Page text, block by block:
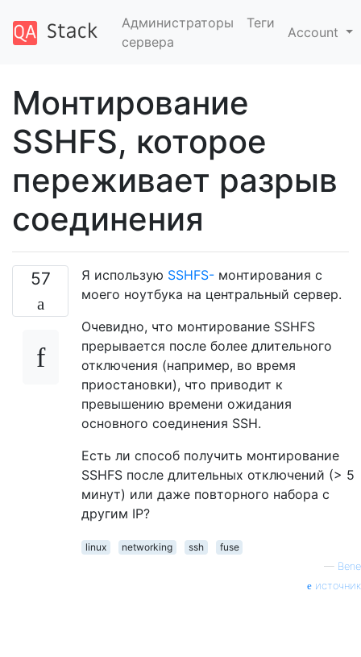
Администраторы
сервера
Теги
Account
Монтирование
SSHFS, которое
переживает разрыв
соединения
57 Я использую SSHFS- монтирования с
моего ноутбука на центральный сервер.
Очевидно, что монтирование SSHFS
прерывается после более длительного
отключения (например, во время
приостановки), что приводит к
превышению времени ожидания
основного соединения SSH.
Есть ли способ получить монтирование
SSHFS после длительных отключений (> 5
минут) или даже повторного набора с
другим IP?
linux networking ssh
fuse
— Bene
источник